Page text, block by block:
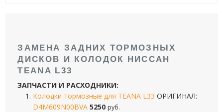
ЗАМЕНА ЗАДНИХ ТОРМОЗНЫХ
ДИСКОВ И КОЛОДОК НИССАН
TEANA L33
ЗАПЧАСТИ И РАСХОДНИКИ:
Колодки тормозные для TEANA L33ОРИГИНАЛ:
D4M609N00BVA 5250 руб.